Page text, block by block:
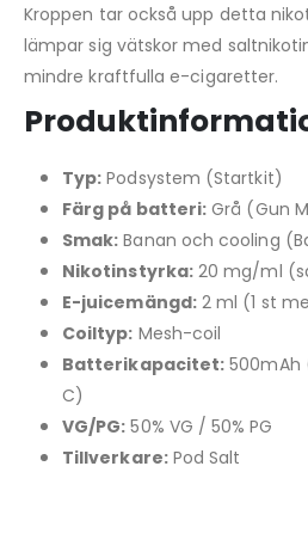
Kroppen tar också upp detta
lämpar sig vätskor med
mindre kraftfulla e-cigaretter.
Typ: Podsystem (Startkit)
Färg på batteri: Grå (Gun
Smak: Banan och cooling
Nikotinstyrka:20 mg/ml
E-juicemängd:2 ml (1 st
Coiltyp: Mesh-coil
Batterikapacitet: 500mAh
C)
VG/PG: 50% VG / 50% PG
Tillverkare:Pod Salt